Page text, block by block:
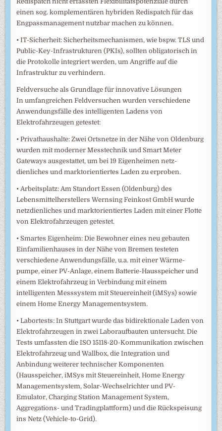
einen sog. komplementären hybriden Redispatch für das
Engpassmanagement nutzbar machen zu können.
• IT-Sicherheit: Sicherheitsmechanismen, wie bspw. TLS und
Public-Key-Infrastrukturen (PKIs), sollten obligatorisch in
die Protokolle integriert werden, um Angriffe auf die
Infrastruktur zu verhindern.
Feldversuche als Grundlage für innovative Lösungen
In umfangreichen Feldversuchen wurden verschiedene
Anwendungsfälle des intelligenten Ladens von
Elektrofahrzeugen getestet:
• Privathaushalte: Zwei Ortsnetze in der Nähe von Oldenburg
wurden mit moderner Messtechnik und Smart Meter
Gateways ausgestattet, um bei 19 Eigenheimen netz-
dienliches und marktorientiertes Laden zu erproben.
• Arbeitsplatz: Am Standort Essen (Oldenburg) des
Lebensmittelherstellers Wernsing Feinkost GmbH wurde
netzdienliches und marktorientiertes Laden mit einer Flotte
von Elektrofahrzeugen getestet.
• Smartes Eigenheim: Die Bewohner eines neu gebauten
Einfamilienhauses in der Nähe von Bremen testeten
verschiedene Anwendungsfälle, u.a. mit einer Wärme-
pumpe, einer PV-Anlage, einem Batterie-Hausspeicher und
einem Elektrofahrzeug in Verbindung mit einem
intelligenten Messsystem mit Steuereinheit (iMSys) sowie
einem Home Energy Managementsystem.
• Labortests: In Stuttgart wurde das bidirektionale Laden von
Elektrofahrzeugen in zwei Laboraufbauten untersucht. Die
Tests umfassten die ISO 15118-20-Kommunikation zwischen
Elektrofahrzeug und Wallbox, die Integration und
Anbindung weiterer technischer Komponenten
(Hausspeicher, iMSys mit Steuereinheit, Home Energy
Managementsystem, Solar-Wechselrichter und PV-
Emulator, Charging Station Management System,
Aggregations- und Tradingplattform) und die Rückspeisung
ins Netz (Vehicle-to-Grid).